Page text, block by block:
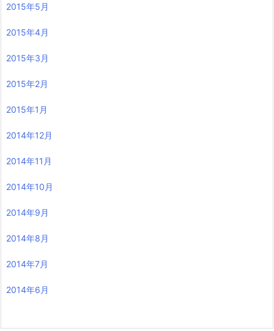
2015年5月
2015年4月
2015年3月
2015年2月
2015年1月
2014年12月
2014年11月
2014年10月
2014年9月
2014年8月
2014年7月
2014年6月